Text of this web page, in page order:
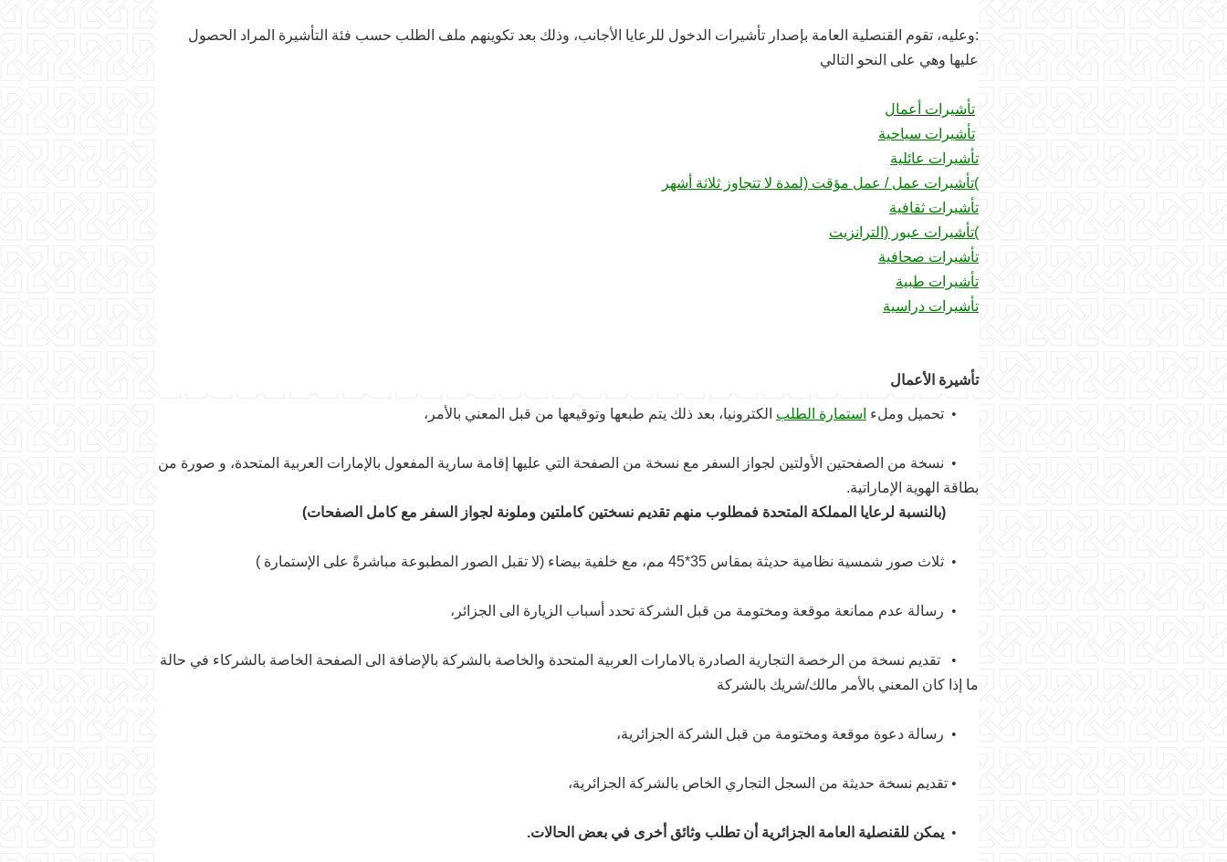
:وعليه، تقوم القنصلية العامة بإصدار تأشيرات الدخول للرعايا الأجانب، وذلك بعد تكوينهم ملف الطلب حسب فئة التأشيرة المراد الحصول
عليها وهي على النحو التالي
تأشيرات أعمال
تأشيرات سياحية
تأشيرات عائلية
(تأشيرات عمل / عمل مؤقت (لمدة لا تتجاوز ثلاثة أشهر
تأشيرات ثقافية
(تأشيرات عبور (الترانزيت
تأشيرات صحافية
تأشيرات طبية
تأشيرات دراسية
تأشيرة الأعمال
• تحميل وملء استمارة الطلب الكترونيا، بعد ذلك يتم طبعها وتوقيعها من قبل المعني بالأمر،
• نسخة من الصفحتين الأولتين لجواز السفر مع نسخة من الصفحة التي عليها إقامة سارية المفعول بالإمارات العربية المتحدة، و صورة من
بطاقة الهوية الإماراتية.
(بالنسبة لرعايا المملكة المتحدة فمطلوب منهم تقديم نسختين كاملتين وملونة لجواز السفر مع كامل الصفحات)
• ثلاث صور شمسية نظامية حديثة بمقاس 35*45 مم، مع خلفية بيضاء (لا تقبل الصور المطبوعة مباشرةً على الإستمارة )
• رسالة عدم ممانعة موقعة ومختومة من قبل الشركة تحدد أسباب الزيارة الى الجزائر،
•
تقديم نسخة من الرخصة التجارية الصادرة بالامارات العربية المتحدة والخاصة بالشركة بالإضافة الى الصفحة الخاصة بالشركاء في حالة
ما إذا كان المعني بالأمر مالك/شريك بالشركة
• رسالة دعوة موقعة ومختومة من قبل الشركة الجزائرية،
• تقديم نسخة حديثة من السجل التجاري الخاص بالشركة الجزائرية،
• يمكن للقنصلية العامة الجزائرية أن تطلب وثائق أخرى في بعض الحالات.